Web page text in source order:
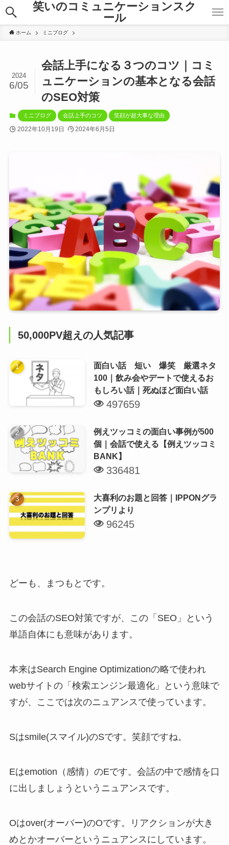
笑いのコミュニケーションスク
ール
ホーム ミニブログ
会話上手になる３つのコツ｜コミ
ュニケーションの基本となる会話
のSEO対策
2024
6/05
ミニブログ 会話上手のコツ 笑顔が超大事な理由
2022年10月19日 2024年6月5日
50,000PV超えの人気記事
面白い話 短い 爆笑 厳選ネタ
100｜飲み会やデートで使えるお
もしろい話｜死ぬほど面白い話
497659
例えツッコミの面白い事例が500
個｜会話で使える【例えツッコミ
BANK】
336481
大喜利のお題と回答｜IPPONグラ
ンプリより
96245
どーも、まつもとです。
この会話のSEO対策ですが、この「SEO」という
単語自体にも意味があります。
本来はSearch Engine Optimizationの略で使われ
webサイトの「検索エンジン最適化」という意味で
すが、ここでは次のニュアンスで使っています。
Sはsmile(スマイル)のSです。笑顔ですね。
Eはemotion（感情）のEです。会話の中で感情を口
に出しましょうというニュアンスです。
Oはover(オーバー)のOです。リアクションが大き
めとかオーバーというニュアンスにしています。